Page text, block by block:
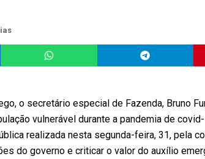
o secretário especial de Fazenda, Bruno
vulnerável durante a pandemia de
realizada nesta segunda-feira, 31, pela
do governo e criticar o valor do auxílio